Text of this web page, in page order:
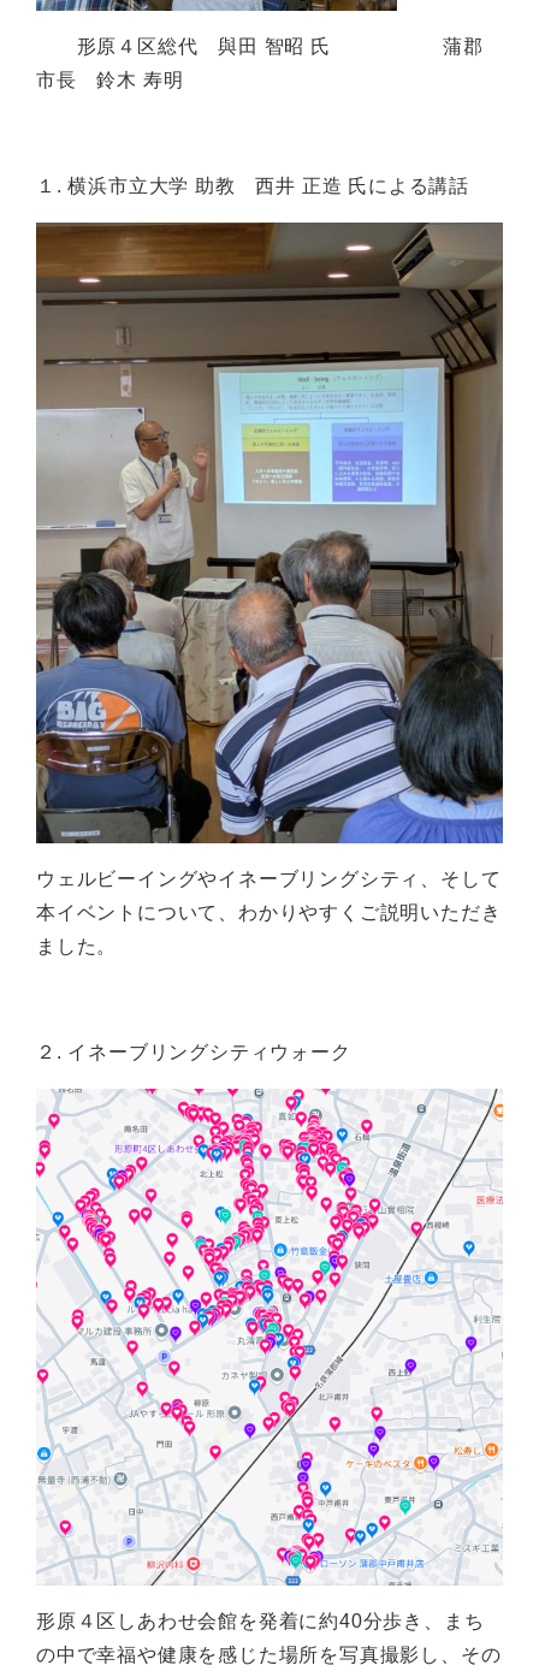
形原４区総代 與田 智昭 氏 蒲郡
市長 鈴木 寿明
１. 横浜市立大学 助教 西井 正造 氏による講話
ウェルビーイングやイネーブリングシティ、そして
本イベントについて、わかりやすくご説明いただき
ました。
２. イネーブリングシティウォーク
形原４区しあわせ会館を発着に約40分歩き、まち
の中で幸福や健康を感じた場所を写真撮影し、その